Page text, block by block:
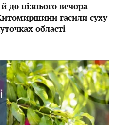
до пізнього вечора
гасили суху
області